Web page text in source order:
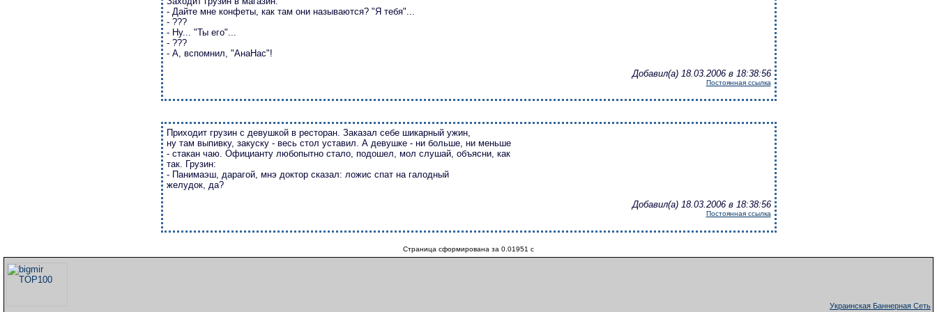
- Дайте мне конфеты, как там они называются? "Я тебя"...
- ???
- Ну... "Ты его"...
- ???
- А, вспомнил, "АнаНас"!
Добавил(а) 18.03.2006 в 18:38:56
Постоянная ссылка
Приходит грузин с девушкой в ресторан. Заказал себе шикарный ужин,
ну там выпивку, закуску - весь стол уставил. А девушке - ни больше, ни меньше
- стакан чаю. Официанту любопытно стало, подошел, мол слушай, объясни, как
так. Грузин:
- Панимаэш, дарагой, мнэ доктор сказал: ложис спат на галодный
желудок, да?
Добавил(а) 18.03.2006 в 18:38:56
Постоянная ссылка
Страница сформирована за 0.01951 c
Украинская Баннерная Сеть